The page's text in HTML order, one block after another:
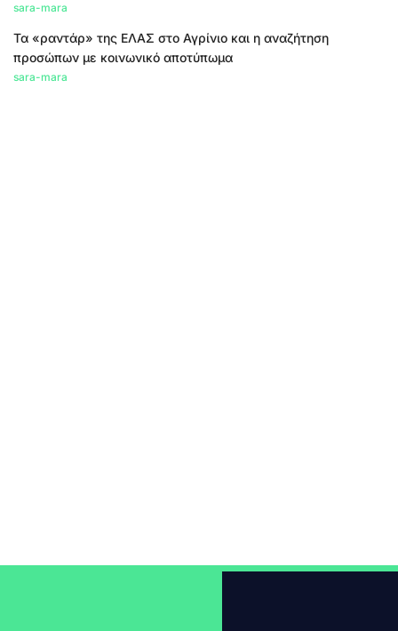
sara-mara
Τα «ραντάρ» της ΕΛΑΣ στο Αγρίνιο και η αναζήτηση
προσώπων με κοινωνικό αποτύπωμα
sara-mara